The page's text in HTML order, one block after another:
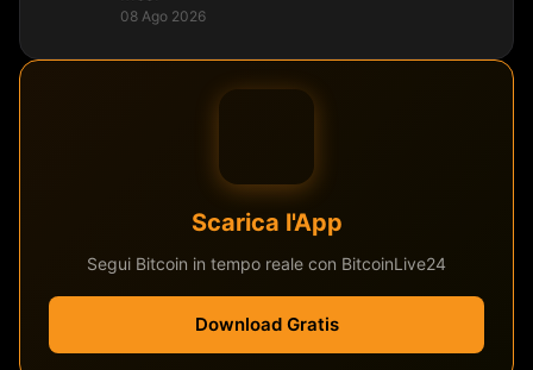
08 Ago 2026
Scarica l'App
Segui Bitcoin in tempo reale con BitcoinLive24
Download Gratis